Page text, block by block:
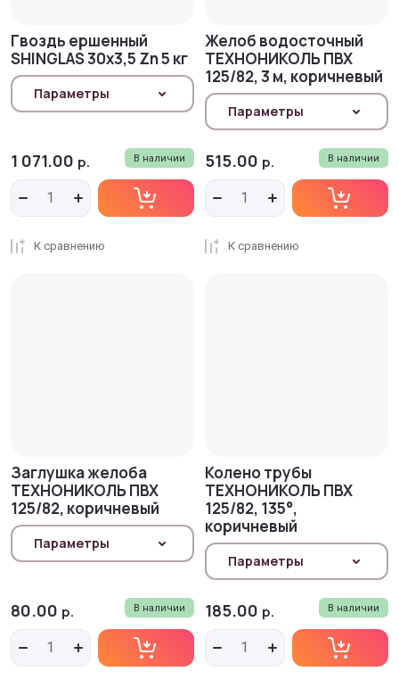
Гвоздь ершенный
SHINGLAS 30х3,5 Zn 5 кг
Параметры
В наличии
1 071.00 р.
К сравнению
Желоб водосточный
ТЕХНОНИКОЛЬ ПВХ
125/82, 3 м, коричневый
Параметры
В наличии
515.00 р.
К сравнению
Заглушка желоба
ТЕХНОНИКОЛЬ ПВХ
125/82, коричневый
Параметры
В наличии
80.00 р.
Колено трубы
ТЕХНОНИКОЛЬ ПВХ
125/82, 135°,
коричневый
Параметры
В наличии
185.00 р.